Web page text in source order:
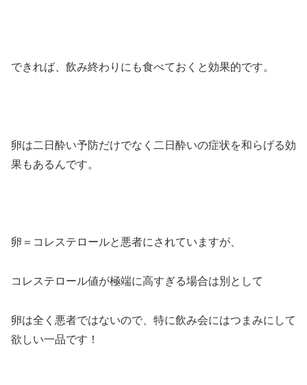
できれば、飲み終わりにも食べておくと効果的です。
卵は二日酔い予防だけでなく二日酔いの症状を和らげる効
果もあるんです。
卵＝コレステロールと悪者にされていますが、
コレステロール値が極端に高すぎる場合は別として
卵は全く悪者ではないので、特に飲み会にはつまみにして
欲しい一品です！